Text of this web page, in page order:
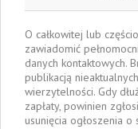
O całkowitej lub
zawiadomić
danych kontaktowych.
publikacją
wierzytelności. Gdy
zapłaty, powinien
usunięcia ogłoszenia